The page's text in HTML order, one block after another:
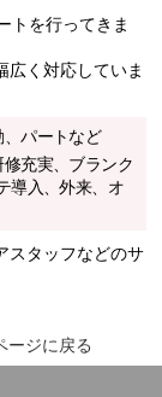
トを行ってきま
広く対応していま
パートなど
充実、ブランク
導入、外来、オ
スタッフなどのサ
ージに戻る